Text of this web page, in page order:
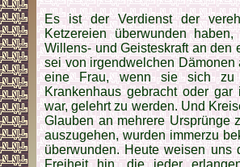
Es ist der Verdienst der
Ketzereien überwunden
Willens- und Geisteskraft an den
sei von irgendwelchen
eine Frau, wenn sie sich zu
Krankenhaus gebracht oder
war, gelehrt zu werden. Und
Glauben an mehrere Ursprünge
auszugehen, wurden immerzu
überwunden. Heute weisen uns